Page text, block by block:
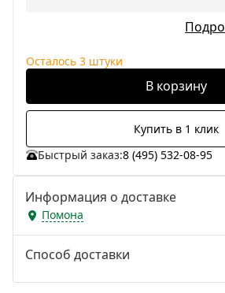
Осталось 3 штуки
В корзину
Купить в 1 клик
Быстрый заказ:8 (495) 532-08-95
Информация о доставке
Помона
Способ доставки